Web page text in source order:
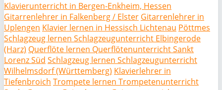
Klavierunterricht in Bergen-Enkheim, Hessen
Gitarrenlehrer in Falkenberg / Elster Gitarrenlehrer in
Uplengen Klavier lernen in Hessisch Lichtenau Pöttmes
Schlagzeug lernen Schlagzeugunterricht Elbingerode
(Harz) Querflöte lernen Querflötenunterricht Sankt
Lorenz Süd Schlagzeug lernen Schlagzeugunterricht
Wilhelmsdorf (Württemberg) Klavierlehrer in
Tiefenbroich Trompete lernen Trompetenunterricht